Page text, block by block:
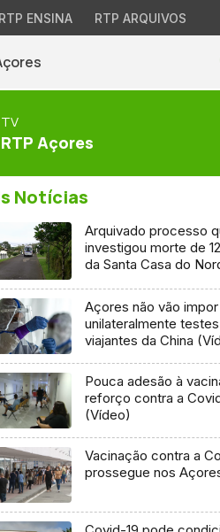
RTP ENSINA RTP ARQUIVOS
TV
RTP Açores
Notícias
Arquivado processo
investigou morte de
da Santa Casa do
Açores não vão impor
unilateralmente
viajantes da China
Pouca adesão à
reforço contra a
(Vídeo)
Vacinação contra a
prossegue nos